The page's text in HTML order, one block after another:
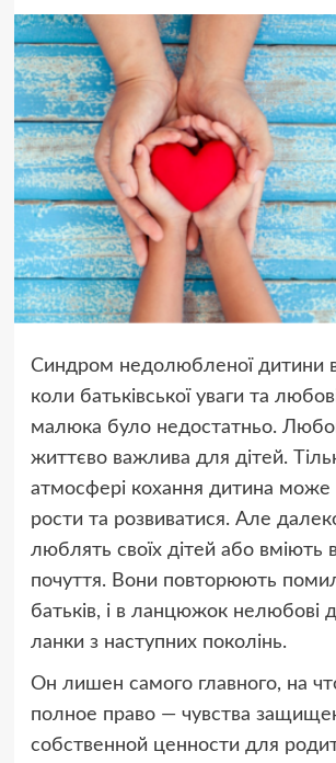
Синдром недолюбленої дитини
коли батьківської уваги та
малюка було недостатньо.
життєво важлива для дітей.
атмосфері кохання дитина
рости та розвиватися. Але
люблять своїх дітей або вміють
почуття. Вони повторюють
батьків, і в ланцюжок нелюбові
ланки з наступних поколінь.
Он лишен самого главного, на
полное право — чувства
собственной ценности для